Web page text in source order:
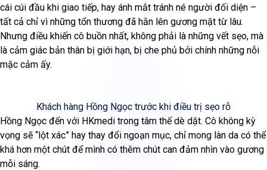
cái cúi đầu khi giao tiếp, hay ánh mắt tránh né người đối diện –
tất cả chỉ vì những tổn thương đã hằn lên gương mặt từ lâu.
Nhưng điều khiến cô buồn nhất, không phải là những vết sẹo, mà
là cảm giác bản thân bị giới hạn, bị che phủ bởi chính những nỗi
mặc cảm ấy.
Khách hàng Hồng Ngọc trước khi điều trị sẹo rỗ
Hồng Ngọc đến với HKmedi trong tâm thế dè dặt. Cô không kỳ
vọng sẽ “lột xác” hay thay đổi ngoạn mục, chỉ mong làn da có thể
khá hơn một chút để mình có thêm chút can đảm nhìn vào gương
mỗi sáng.